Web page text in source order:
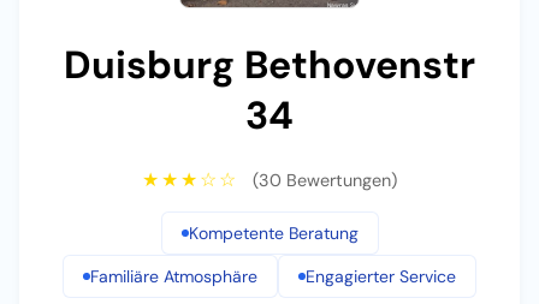
Nawras Sy
Duisburg Bethovenstr
34
★★★☆☆ (30 Bewertungen)
Kompetente Beratung
Familiäre Atmosphäre
Engagierter Service